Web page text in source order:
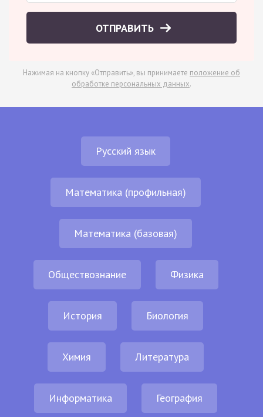
ОТПРАВИТЬ
Нажимая на кнопку «Отправить», вы принимаете положение об
обработке персональных данных.
Русский язык
Математика (профильная)
Математика (базовая)
Обществознание Физика
История Биология
Химия Литература
Информатика География